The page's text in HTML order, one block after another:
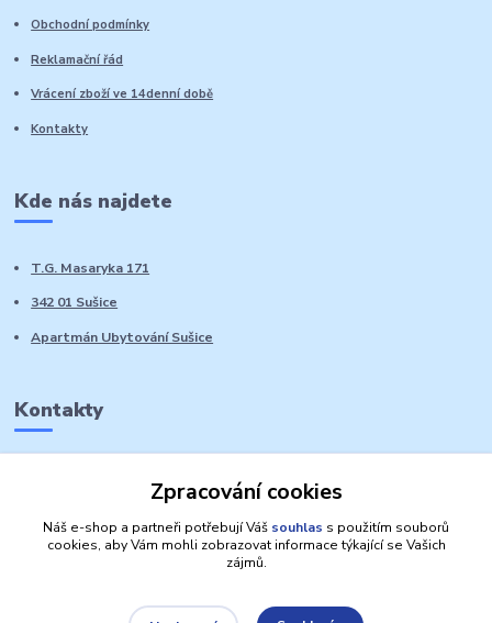
Obchodní podmínky
Reklamační řád
Vrácení zboží ve 14denní době
Kontakty
Kde nás najdete
T.G. Masaryka 171
342 01 Sušice
Apartmán Ubytování Sušice
Kontakty
Zpracování cookies
Náš e-shop a partneři potřebují Váš souhlas s použitím souborů
cookies, aby Vám mohli zobrazovat informace týkající se Vašich
zájmů.